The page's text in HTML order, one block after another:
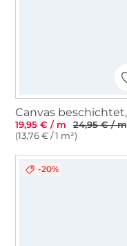
19,95 € / m
24,95 € / m
(13,76 € / 1 m²)
-20%